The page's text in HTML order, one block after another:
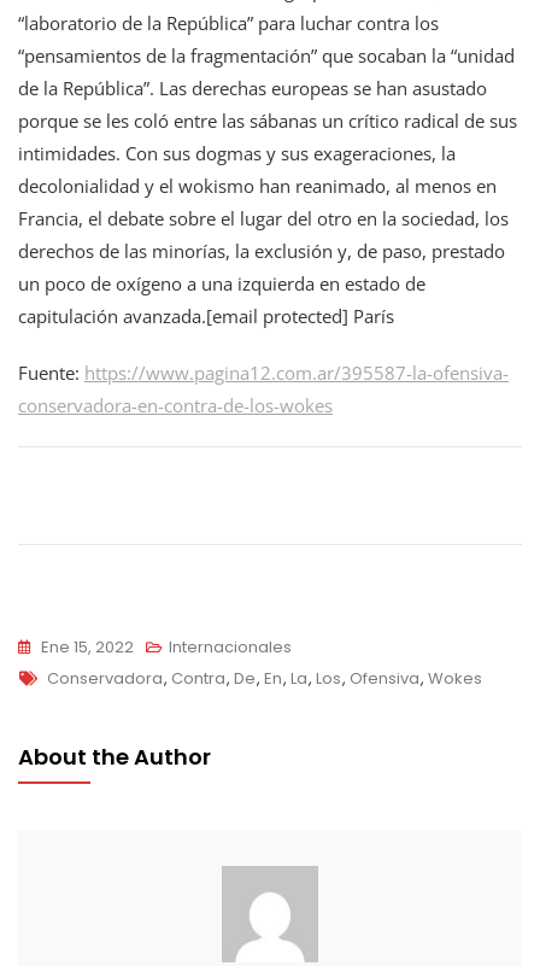
“laboratorio de la República” para luchar contra los
“pensamientos de la fragmentación” que socaban la “unidad
de la República”. Las derechas europeas se han asustado
porque se les coló entre las sábanas un crítico radical de sus
intimidades. Con sus dogmas y sus exageraciones, la
decolonialidad y el wokismo han reanimado, al menos en
Francia, el debate sobre el lugar del otro en la sociedad, los
derechos de las minorías, la exclusión y, de paso, prestado
un poco de oxígeno a una izquierda en estado de
capitulación avanzada.[email protected] París
Fuente: https://www.pagina12.com.ar/395587-la-ofensiva-
conservadora-en-contra-de-los-wokes
de
Ene 15, 2022
Internacionales
Tags
Conservadora, Contra, De, En, La, Los, Ofensiva, Wokes
About the Author